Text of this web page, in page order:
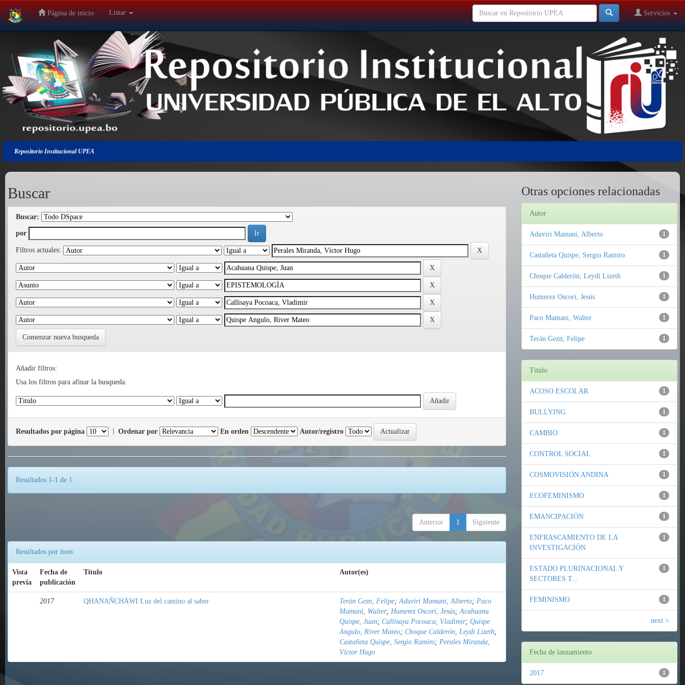
Salir
navegación
Página de inicio Listar Servicios
Repositorio Institucional UPEA
Buscar
Buscar:
por
Filtros actuales:
Comenzar nueva busqueda
Añadir filtros:
Usa los filtros para afinar la busqueda.
Resultados por página Ordenar por En orden Autor/registro
Resultados 1-1 de 1.
Anterior 1 Siguiente
Resultados por ítem:
Vista
previa
Fecha de
publicación
Título Autor(es)
2017 QHANAÑCHÄWI Luz del camino al saber Terán Gezn, Felipe;Aduviri Mamani, Alberto; Paco
Mamani, Walter; Humerez Oscori, Jesús;Acahuana
Quispe, Juan; Callisaya Pocoaca, Vladimir; Quispe
Angulo, River Mateo; Choque Calderón, Leydi Lizeth;
Castañeta Quispe, Sergio Ramiro; Perales Miranda,
Víctor Hugo
Otras opciones relacionadas
Autor
1
Aduviri Mamani, Alberto
1
Castañeta Quispe, Sergio Ramiro
1
Choque Calderón, Leydi Lizeth
1
Humerez Oscori, Jesús
1
Paco Mamani, Walter
1
Terán Gezn, Felipe
Título
1
ACOSO ESCOLAR
1
BULLYING
1
CAMBIO
1
CONTROL SOCIAL
1
COSMOVISIÓN ANDINA
1
ECOFEMINISMO
1
EMANCIPACIÓN
1
ENFRASCAMIENTO DE LA
INVESTIGACIÓN
1
ESTADO PLURINACIONAL Y
SECTORES T...
1
FEMINISMO
next >
Fecha de lanzamiento
1
2017